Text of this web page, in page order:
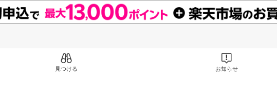
見つける お知らせ